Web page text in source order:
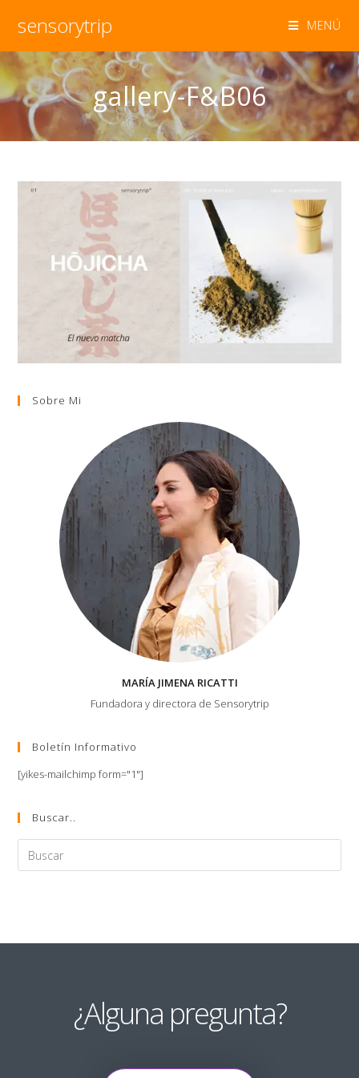
sensorytrip MENÚ
gallery-F&B06
Sobre Mi
MARÍA JIMENA RICATTI
Fundadora y directora de Sensorytrip
Boletín Informativo
[yikes-mailchimp form="1"]
Buscar..
¿Alguna pregunta?